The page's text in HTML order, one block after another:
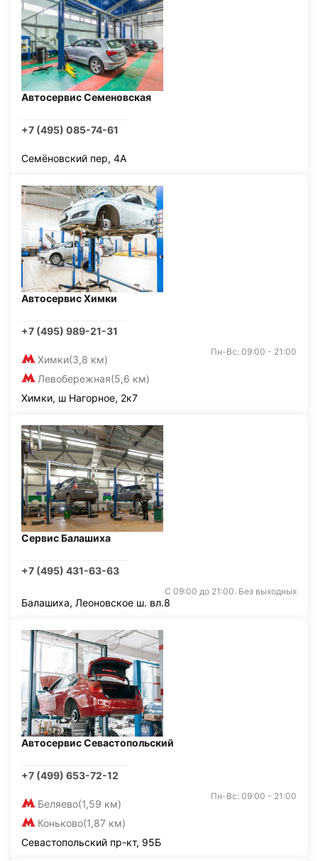
Автосервис Семеновская
+7 (495) 085-74-61
Семёновский пер, 4А
Автосервис Химки
+7 (495) 989-21-31
Химки(3,8 км)
Левобережная(5,6 км)
Пн-Вс: 09:00 - 21:00
Химки, ш Нагорное, 2к7
Сервис Балашиха
+7 (495) 431-63-63
С 09:00 до 21:00. Без выходных
Балашиха, Леоновское ш. вл.8
Автосервис Севастопольский
+7 (499) 653-72-12
Беляево(1,59 км)
Коньково(1,87 км)
Пн-Вс: 09:00 - 21:00
Севастопольский пр-кт, 95Б